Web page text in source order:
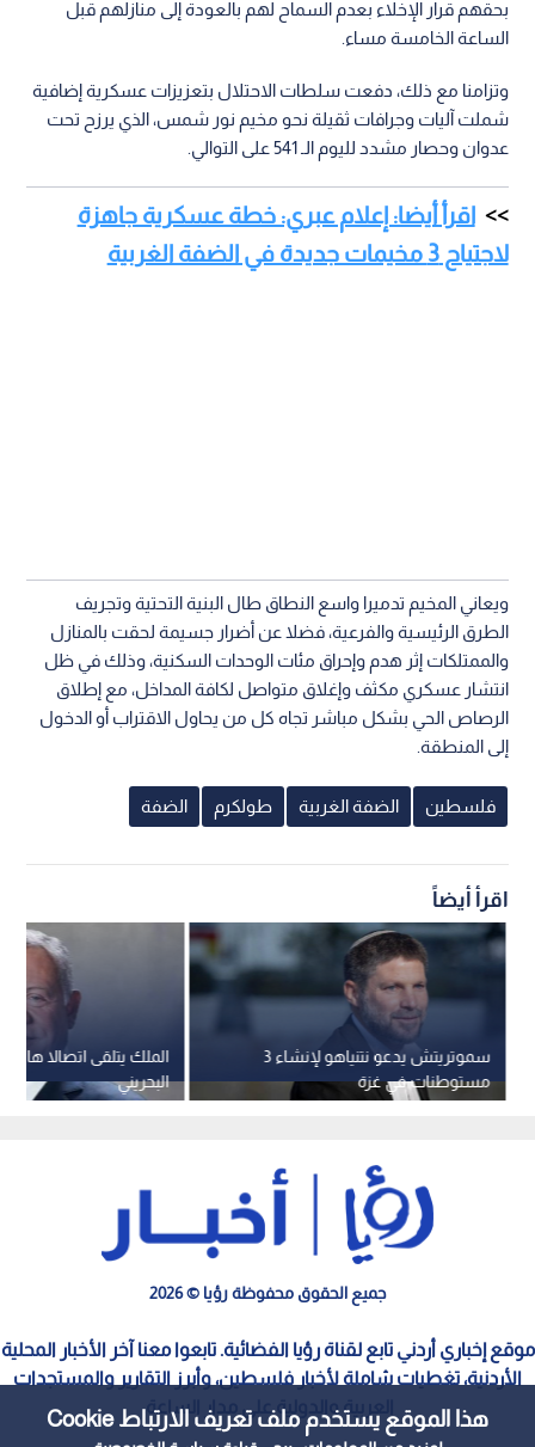
هذا الموقع يستخدم ملف تعريف الارتباط Cookie
بحقهم قرار الإخلاء بعدم السماح لهم بالعودة إلى منازلهم قبل
الساعة الخامسة مساء.
وتزامنا مع ذلك، دفعت سلطات الاحتلال بتعزيزات عسكرية إضافية
شملت آليات وجرافات ثقيلة نحو مخيم نور شمس، الذي يرزح تحت
عدوان وحصار مشدد لليوم الـ 541 على التوالي.
اقرأ أيضا: إعلام عبري: خطة عسكرية جاهزة
لاجتياح 3 مخيمات جديدة في الضفة الغربية
ويعاني المخيم تدميرا واسع النطاق طال البنية التحتية وتجريف
الطرق الرئيسية والفرعية، فضلا عن أضرار جسيمة لحقت بالمنازل
والممتلكات إثر هدم وإحراق مئات الوحدات السكنية، وذلك في ظل
انتشار عسكري مكثف وإغلاق متواصل لكافة المداخل، مع إطلاق
الرصاص الحي بشكل مباشر تجاه كل من يحاول الاقتراب أو الدخول
إلى المنطقة.
فلسطين الضفة الغربية طولكرم الضفة
اقرأ أيضاً
الملك يتلقى اتصالا
البحريني
سموتريتش يدعو نتنياهو لإنشاء 3
مستوطنات في غزة
جميع الحقوق محفوظة رؤيا © 2026
موقع إخباري أردني تابع لقناة رؤيا الفضائية. تابعوا معنا آخر الأخبار المحلية
الأردنية، تغطيات شاملة لأخبار فلسطين، وأبرز التقارير والمستجدات
العربية والدولية على مدار الساعة.